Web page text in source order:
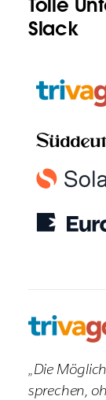
Tolle
Slack
„Die
sprechen,